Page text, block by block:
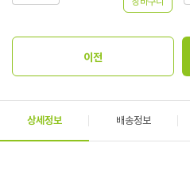
상세정보 배송정보